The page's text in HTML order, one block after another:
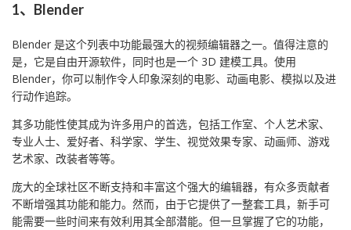
1、Blender
Blender 是这个列表中功能最强大的视频编辑器之一。值得注意的
是，它是自由开源软件，同时也是一个 3D 建模工具。使用
Blender，你可以制作令人印象深刻的电影、动画电影、模拟以及进
行动作追踪。
其多功能性使其成为许多用户的首选，包括工作室、个人艺术家、
专业人士、爱好者、科学家、学生、视觉效果专家、动画师、游戏
艺术家、改装者等等。
庞大的全球社区不断支持和丰富这个强大的编辑器，有众多贡献者
不断增强其功能和能力。然而，由于它提供了一整套工具，新手可
能需要一些时间来有效利用其全部潜能。但一旦掌握了它的功能，